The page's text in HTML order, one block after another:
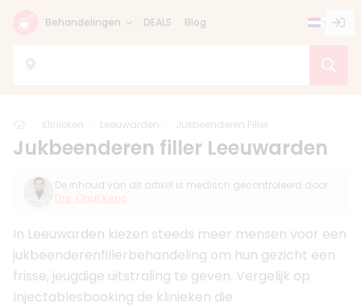
Behandelingen DEALS Blog
Home
Klinieken Leeuwarden Jukbeenderen Filler
Jukbeenderen filler Leeuwarden
De inhoud van dit artikel is medisch gecontroleerd door:
Drs. Onur Kenc
In Leeuwarden kiezen steeds meer mensen voor een
jukbeenderenfillerbehandeling om hun gezicht een
frisse, jeugdige uitstraling te geven. Vergelijk op
Injectablesbooking de klinieken die